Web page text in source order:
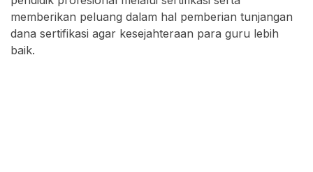
memberikan peluang dalam hal pemberian tunjangan
dana sertifikasi agar kesejahteraan para guru lebih
baik.